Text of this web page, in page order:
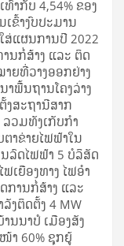
ທົ່າກັບ 4,54% ຂອງ
ຂົ້າງົບປະມານ
ສ່ແຜນການປີ 2022
ນກໍ່ສ້າງ ແລະ ຕິດ
ຍທີ່ວາງອອກຢ່າງ
ພື້ນຖານໂຄງລ່າງ
ງສະຖານີສາກ
ວມທັງເກັບກຳ
າຂ່າຍໄຟຟ້າໃນ
ລົດໄຟຟ້າ 5 ບໍລິສັດ
ຍືອງທາງ ໄຟອໍາ
ການກໍ່ສ້າງ ແລະ
ງຕິດຕັ້ງ 4 MW
ນນາປໍ ເມືອງສັງ
າ 60% ຊຸກຍູ້